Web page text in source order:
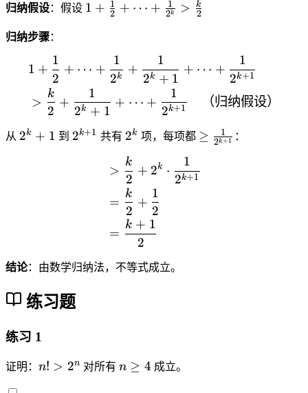
1
2
}
+
\
fr
a
+
c
+
1
\
c
{
}
2
=
fr
c
3
fr
归纳假设：假设 1
a
c
{
1
}
o
ts
{
1 + 2
1 + ⋯ + 2k
1 > 2
k
归纳步骤：
\begin{aligned} &1 +
1 +
2
1
+ ⋯ +
2k
1
+
2k + 1
1
+ ⋯ +
2k+1
1
>
2
k
+
2k + 1
1
+ ⋯ +
2k+1
1
（归纳假设）
从 2
2k + 1 到 2
2k+1 共有 2
k
2k 项，每项都 \
≥ 2k+1
1 ：
\begin{aligned} &>
>
2
k
+ 2k ⋅
2k+1
1
=
2
k
+
2
1
=
2
k + 1
结论：由数学归纳法，不等式成立。
练习题
练习 1
证明： n
n! > 2n 对所有 n
n ≥ 4 成立。